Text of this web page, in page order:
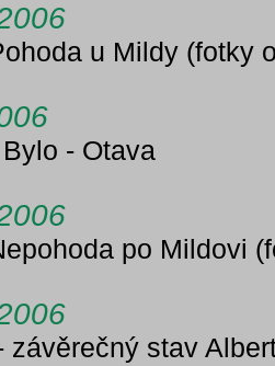
u Mildy (fotky
- Otava
po Mildovi
závěrečný stav